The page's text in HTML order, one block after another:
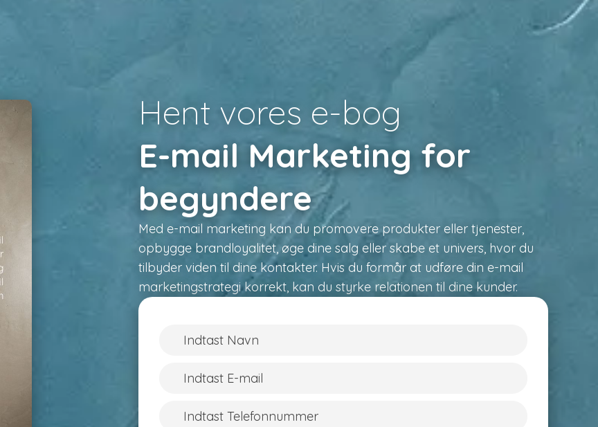
Hent vores e-bog
E-mail Marketing for
begyndere
Med e-mail marketing kan du promovere produkter eller tjenester,
opbygge brandloyalitet, øge dine salg eller skabe et univers, hvor du
tilbyder viden til dine kontakter. Hvis du formår at udføre din e-mail
marketingstrategi korrekt, kan du styrke relationen til dine kunder.